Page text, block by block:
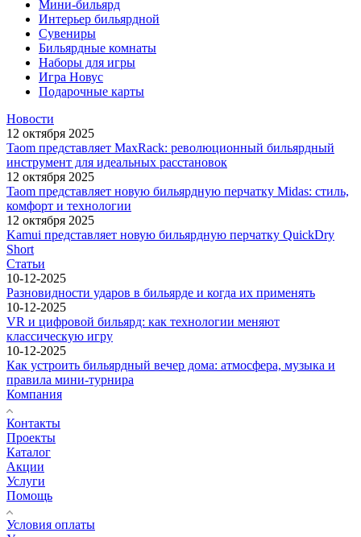
Мини-бильярд
Интерьер бильярдной
Сувениры
Бильярдные комнаты
Наборы для игры
Игра Новус
Подарочные карты
Новости
12 октября 2025
Taom представляет MaxRack: революционный бильярдный
инструмент для идеальных расстановок
12 октября 2025
Taom представляет новую бильярдную перчатку Midas: стиль,
комфорт и технологии
12 октября 2025
Kamui представляет новую бильярдную перчатку QuickDry
Short
Статьи
10-12-2025
Разновидности ударов в бильярде и когда их применять
10-12-2025
VR и цифровой бильярд: как технологии меняют
классическую игру
10-12-2025
Как устроить бильярдный вечер дома: атмосфера, музыка и
правила мини-турнира
Компания
Контакты
Проекты
Каталог
Акции
Услуги
Помощь
Условия оплаты